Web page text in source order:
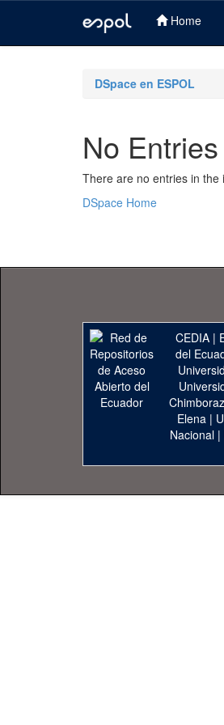
Home
DSpace en ESPOL
No
There are no entries in the
DSpace Home
CEDIA |
del
Elena |
Nacional |